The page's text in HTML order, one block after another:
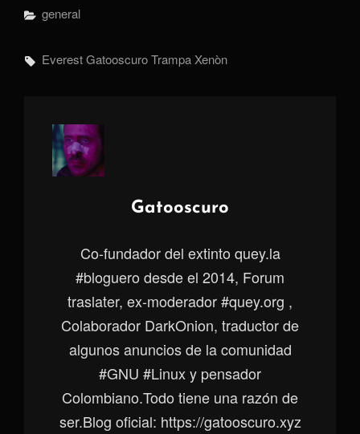
Categorías
General
Etiquetas,
EverestGatooscuroTrampa Xenòn
Autor:
Gatooscuro
Co-fundador del extinto quey.la
#bloguero desde el 2014, Forum
traslater, ex-moderador #quey.org ,
Colaborador DarkOnion, traductor de
algunos anuncios de la comunidad
#GNU #Linux y pensador
Colombiano.Todo tiene una razón de
ser.Blog oficial: https://gatooscuro.xyz